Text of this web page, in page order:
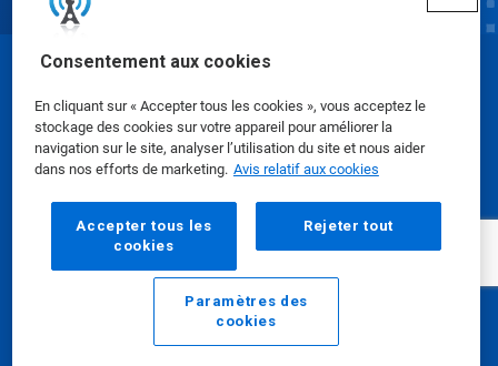
Consentement aux cookies
En cliquant sur « Accepter tous les cookies », vous acceptez le
stockage des cookies sur votre appareil pour améliorer la
navigation sur le site, analyser l’utilisation du site et nous aider
dans nos efforts de marketing. Avis relatif aux cookies
Accepter tous les
cookies
Rejeter tout
Paramètres des
cookies
Courriel Appeler
Fiches signalétiques|Politique de confidentialité
Modalités d'utilisation